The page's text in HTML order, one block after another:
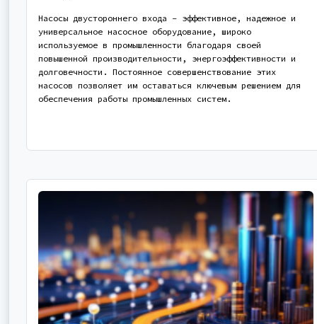
Насосы двустороннего входа - эффективное, надежное и
универсальное насосное оборудование, широко
используемое в промышленности благодаря своей
повышенной производительности, энергоэффективности и
долговечности. Постоянное совершенствование этих
насосов позволяет им оставаться ключевым решением для
обеспечения работы промышленных систем.